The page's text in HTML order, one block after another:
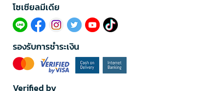
โซเซียลมีเดีย​
รองรับการชำระเงิน
Verified by